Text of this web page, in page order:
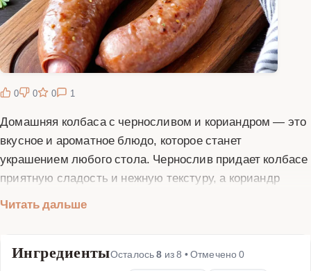
0 0 0 1
Домашняя колбаса с черносливом и кориандром — это
вкусное и ароматное блюдо, которое станет
украшением любого стола. Чернослив придает колбасе
приятную сладость и нежную текстуру, а кориандр
понадобятся свежие ингредиенты: свинина, говядина,
оболочка для колбасы. Процесс приготовления
Читать дальше
ИнгредиентыОсталось8 из8 • Отмечено0